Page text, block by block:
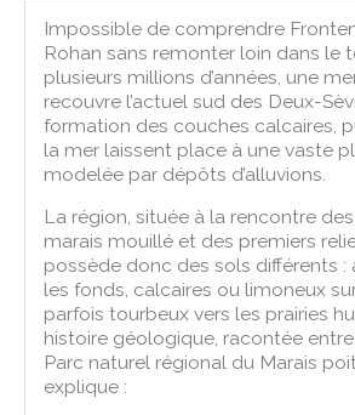
Impossible de comprendre
Rohan sans remonter loin dans le
plusieurs millions d’années, une
recouvre l’actuel sud des Deux-
formation des couches calcaires,
la mer laissent place à une vaste
modelée par dépôts d’alluvions.
La région, située à la rencontre
marais mouillé et des premiers
possède donc des sols différents :
les fonds, calcaires ou limoneux
parfois tourbeux vers les prairies
histoire géologique, racontée
Parc naturel régional du Marais
explique :